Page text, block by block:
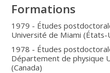
Formations
1979 - Études
Université de Miami (États-
1978 - Études
Département de physique
(Canada)